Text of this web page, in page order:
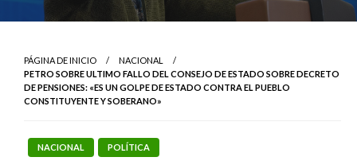
PÁGINA DE INICIO
NACIONAL
PETRO SOBRE ULTIMO FALLO DEL CONSEJO DE ESTADO SOBRE DECRETO
DE PENSIONES: «ES UN GOLPE DE ESTADO CONTRA EL PUEBLO
CONSTITUYENTE Y SOBERANO»
NACIONAL POLÍTICA